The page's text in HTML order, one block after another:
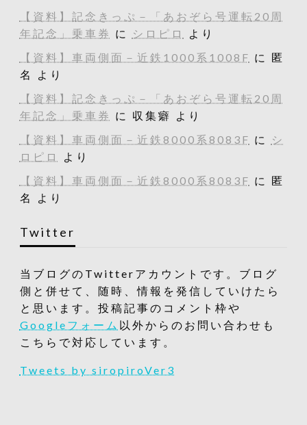
【資料】記念きっぷ－「あおぞら号運転20周
年記念」乗車券 に シロピロ
より
【資料】車両側面－近鉄1000系1008F に 匿
名
より
【資料】記念きっぷ－「あおぞら号運転20周
年記念」乗車券 に 収集癖
より
【資料】車両側面－近鉄8000系8083F に
シ
ロピロ
より
【資料】車両側面－近鉄8000系8083F に 匿
名
より
Twitter
当ブログのTwitterアカウントです。ブログ
側と併せて、随時、情報を発信していけたら
と思います。投稿記事のコメント枠や
Googleフォーム 以外からのお問い合わせも
こちらで対応しています。
Tweets by siropiroVer3